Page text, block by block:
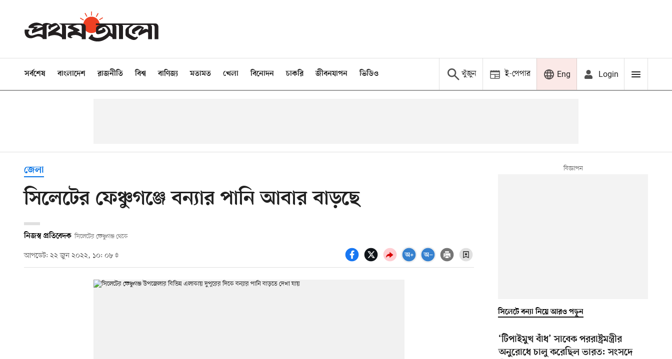
সর্বশেষ বাংলাদেশ রাজনীতি বিশ্ব বাণিজ্য মতামত খেলা বিনোদন চাকরি জীবনযাপন ভিডিও খুঁজুন ই-পেপার Eng Login
জেলা
সিলেটের ফেঞ্চুগঞ্জে বন্যার পানি আবার বাড়ছে
নিজস্ব প্রতিবেদক সিলেটের ফেঞ্চুগঞ্জ থেকে
আপডেট: ২২ জুন ২০২২, ১০: ০৮
সিলেটে বন্যা নিয়ে আরও পড়ুন
‘টিপাইমুখ বাঁধ’ সাবেক পররাষ্ট্রমন্ত্রীর
অনুরোধে চালু করেছিল ভারত: সংসদে